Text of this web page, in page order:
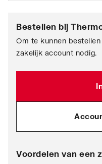
Bestellen bij
Om te kunnen
zakelijk account nodig.
Voordelen van een